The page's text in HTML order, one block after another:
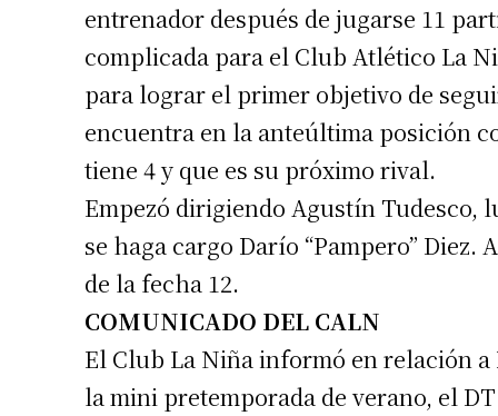
entrenador después de jugarse 11
complicada para el Club Atlético La
para lograr el primer objetivo de
encuentra en la anteúltima posición
tiene 4 y que es su próximo rival.
Empezó dirigiendo Agustín Tudesco,
se haga cargo Darío “Pampero”
de la fecha 12.
COMUNICADO DEL CALN
El Club La Niña informó en relación
la mini pretemporada de verano, el